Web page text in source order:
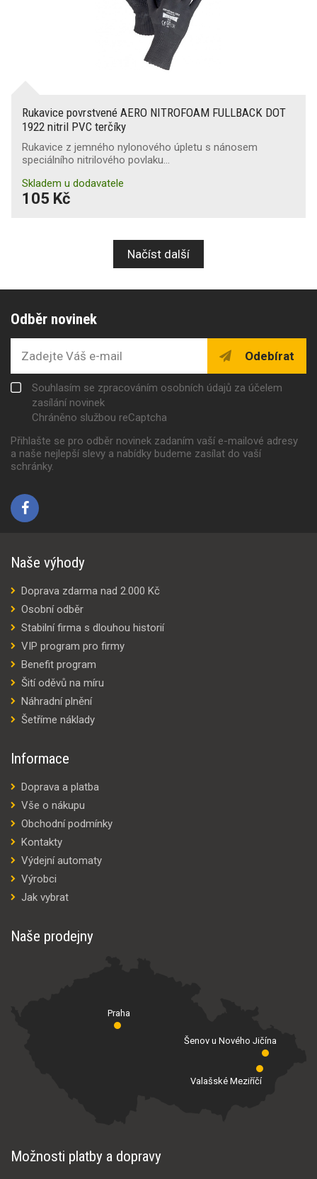
Rukavice povrstvené AERO NITROFOAM FULLBACK DOT
1922 nitril PVC terčíky
Rukavice z jemného nylonového úpletu s nánosem
speciálního nitrilového povlaku…
Skladem u dodavatele
105 Kč
Načíst další
Odběr novinek
Odebírat
Souhlasím se zpracováním osobních údajů za účelem
zasílání novinek
Chráněno službou reCaptcha
Přihlašte se pro odběr novinek zadaním vaší e-mailové adresy
a naše nejlepší slevy a nabídky budeme zasílat do vaší
schránky.
Naše výhody
Doprava zdarma nad 2.000 Kč
Osobní odběr
Stabilní firma s dlouhou historií
VIP program pro firmy
Benefit program
Šití oděvů na míru
Náhradní plnění
Šetříme náklady
Informace
Doprava a platba
Vše o nákupu
Obchodní podmínky
Kontakty
Výdejní automaty
Výrobci
Jak vybrat
Naše prodejny
Praha
Valašské Meziříčí
Šenov u Nového Jičína
Možnosti platby a dopravy